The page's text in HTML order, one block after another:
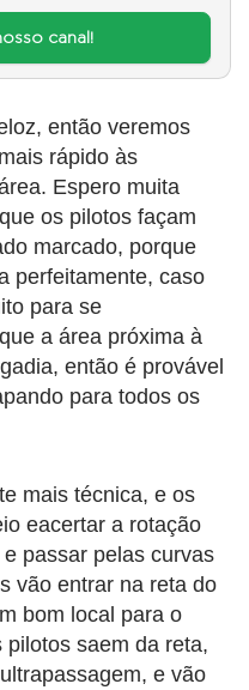
canal!
então veremos
rápido às
Espero muita
os pilotos façam
marcado, porque
perfeitamente, caso
para se
a área próxima à
então é provável
para todos os
mais técnica, e os
eacertar a rotação
passar pelas curvas
vão entrar na reta do
bom local para o
pilotos saem da reta,
e vão